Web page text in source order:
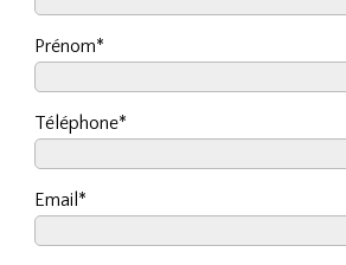
Prénom*
Téléphone*
Email*